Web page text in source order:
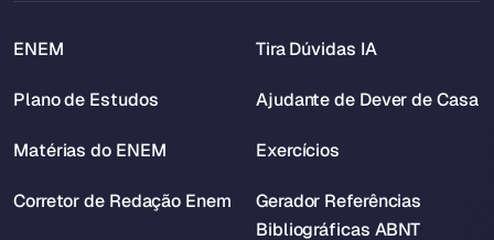
ENEM
Plano de Estudos
Matérias do ENEM
Corretor de Redação Enem
Tira Dúvidas IA
Ajudante de Dever de Casa
Exercícios
Gerador Referências
Bibliográficas ABNT